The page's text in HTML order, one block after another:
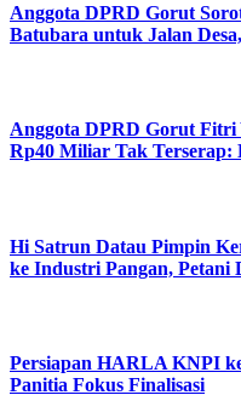
Anggota DPRD Gorut
Batubara untuk Jalan
Anggota DPRD Gorut Fitri
Rp40 Miliar Tak Terserap:
Hi Satrun Datau Pimpin
ke Industri Pangan, Petani
Persiapan HARLA KNPI
Panitia Fokus Finalisasi